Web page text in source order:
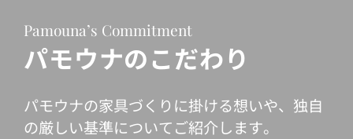
Pamouna’s Commitment
パモウナのこだわり
パモウナの家具づくりに掛ける想いや、独自
の厳しい基準についてご紹介します。